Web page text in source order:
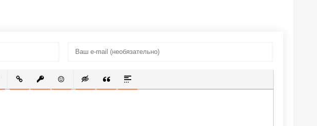
СПИСОКСПИСОК
ВСТАВИТЬ ССЫЛКУ
ВСТАВИТЬ ЗАЩИЩЕННУЮ ССЫЛКУ
ВСТАВИТЬ СМАЙЛИК
ВСТАВКА СКРЫТОГО ТЕКСТА
ВСТАВКА ЦИТАТЫ
ВСТАВКА СПОЙЛЕРА